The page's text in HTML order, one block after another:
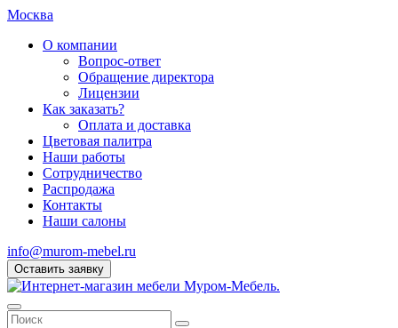
Москва
О компании
Вопрос-ответ
Обращение директора
Лицензии
Как заказать?
Оплата и доставка
Цветовая палитра
Наши работы
Сотрудничество
Распродажа
Контакты
Наши салоны
info@murom-mebel.ru
Оставить заявку